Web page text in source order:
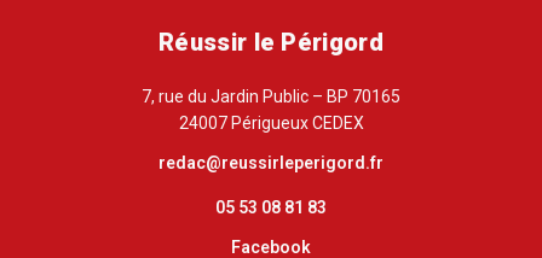
Réussir le Périgord
7, rue du Jardin Public – BP 70165
24007 Périgueux CEDEX
redac@reussirleperigord.fr
05 53 08 81 83
Facebook